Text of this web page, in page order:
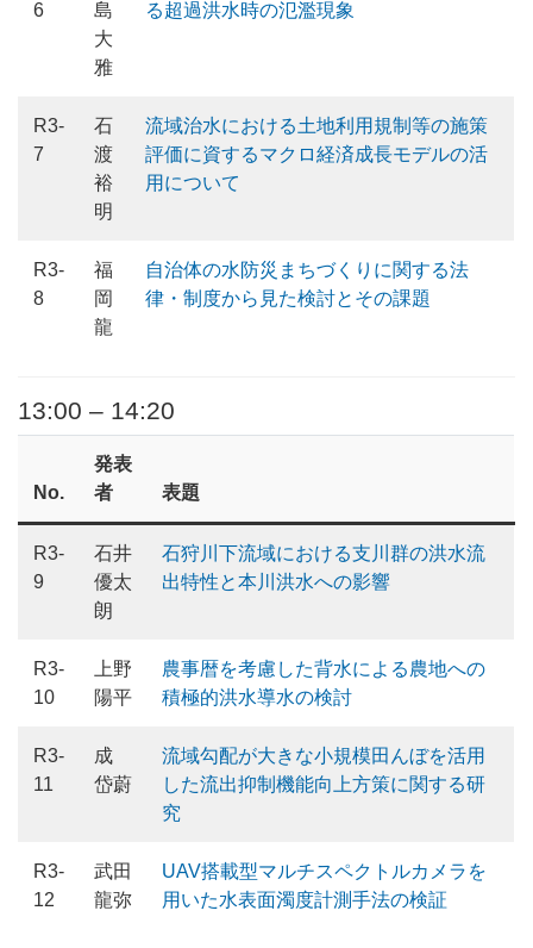
6
島
大
雅
る超過洪水時の氾濫現象
R3-
7
石
渡
裕
明
流域治水における土地利用規制等の施策
評価に資するマクロ経済成長モデルの活
用について
R3-
8
福
岡
龍
自治体の水防災まちづくりに関する法
律・制度から見た検討とその課題
13:00 – 14:20
No.
発表
者
表題
R3-
9
石井
優太
朗
石狩川下流域における支川群の洪水流
出特性と本川洪水への影響
R3-
10
上野
陽平
農事暦を考慮した背水による農地への
積極的洪水導水の検討
R3-
11
成
岱蔚
流域勾配が大きな小規模田んぼを活用
した流出抑制機能向上方策に関する研
究
R3-
12
武田
龍弥
UAV搭載型マルチスペクトルカメラを
用いた水表面濁度計測手法の検証